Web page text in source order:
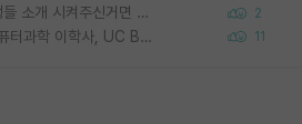
컨택이후 랩매니저, PhD학생들 소개 시켜주신거면 거의 컨펌에 가깝나요? 2
Korea University 수학, 컴퓨터과학 이학사, UC Berkeley 산업공학 대학원 공학박사가 되는 것은 쉽지 않겠죠? 11